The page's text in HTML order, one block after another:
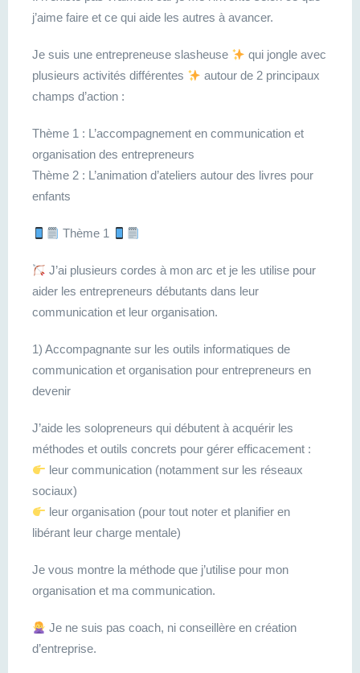
j’aime faire et ce qui aide les autres à avancer.
Je suis une entrepreneuse slasheuse
qui jongle avec
plusieurs activités différentes
autour de 2 principaux
champs d’action :
Thème 1 : L’accompagnement en communication et
organisation des entrepreneurs
Thème 2 : L’animation d’ateliers autour des livres pour
enfants
Thème 1
J’ai plusieurs cordes à mon arc et je les utilise pour
aider les entrepreneurs débutants dans leur
communication et leur organisation.
1) Accompagnante sur les outils informatiques de
communication et organisation pour entrepreneurs en
devenir
J’aide les solopreneurs qui débutent à acquérir les
méthodes et outils concrets pour gérer efficacement :
leur communication (notamment sur les réseaux
sociaux)
leur organisation (pour tout noter et planifier en
libérant leur charge mentale)
Je vous montre la méthode que j’utilise pour mon
organisation et ma communication.
Je ne suis pas coach, ni conseillère en création
d’entreprise.